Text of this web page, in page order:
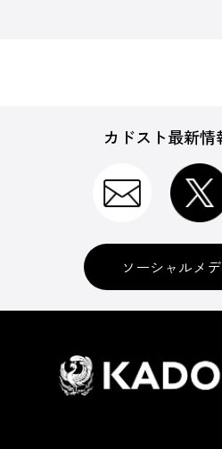
カドスト最新情
ソーシャルメ